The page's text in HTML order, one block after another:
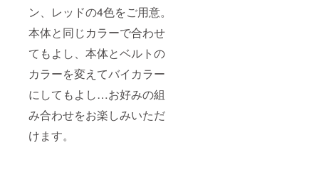
ン、レッドの4色をご用意。
本体と同じカラーで合わせ
てもよし、本体とベルトの
カラーを変えてバイカラー
にしてもよし…お好みの組
み合わせをお楽しみいただ
けます。